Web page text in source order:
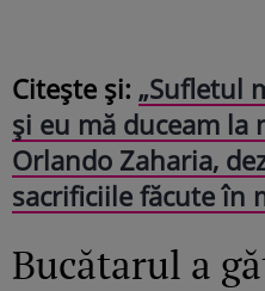
Citește și: „Sufletul
și eu mă duceam la
Orlando Zaharia,
sacrificiile făcute în
Bucătarul a